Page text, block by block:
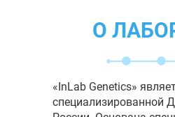
О
«InLab Genetics»
специализированной